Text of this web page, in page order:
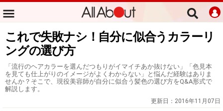
これで失敗ナシ！自分に似合うカラーリ
ングの選び方
「流行のヘアカラーを選んだつもりがイマイチあか抜けない」「色見本
を見ても仕上がりのイメージがよくわからない」と悩んだ経験はありま
せんか？そこで、現役美容師が自分に似合う髪色の選び方をQ&A形式で
解説します。
更新日： 2016年11月07日